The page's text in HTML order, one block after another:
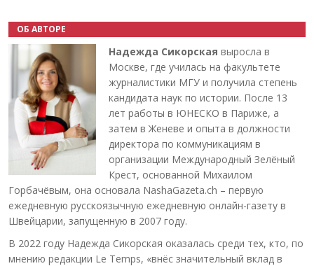
ОБ АВТОРЕ
Надежда Сикорская выросла в
Москве, где училась на факультете
журналистики МГУ и получила степень
кандидата наук по истории. После 13
лет работы в ЮНЕСКО в Париже, а
затем в Женеве и опыта в должности
директора по коммуникациям в
организации Международный Зелёный
Крест, основанной Михаилом
Горбачёвым, она основала NashaGazeta.ch – первую
ежедневную русскоязычную ежедневную онлайн-газету в
Швейцарии, запущенную в 2007 году.
В 2022 году Надежда Сикорская оказалась среди тех, кто, по
мнению редакции Le Temps, «внёс значительный вклад в